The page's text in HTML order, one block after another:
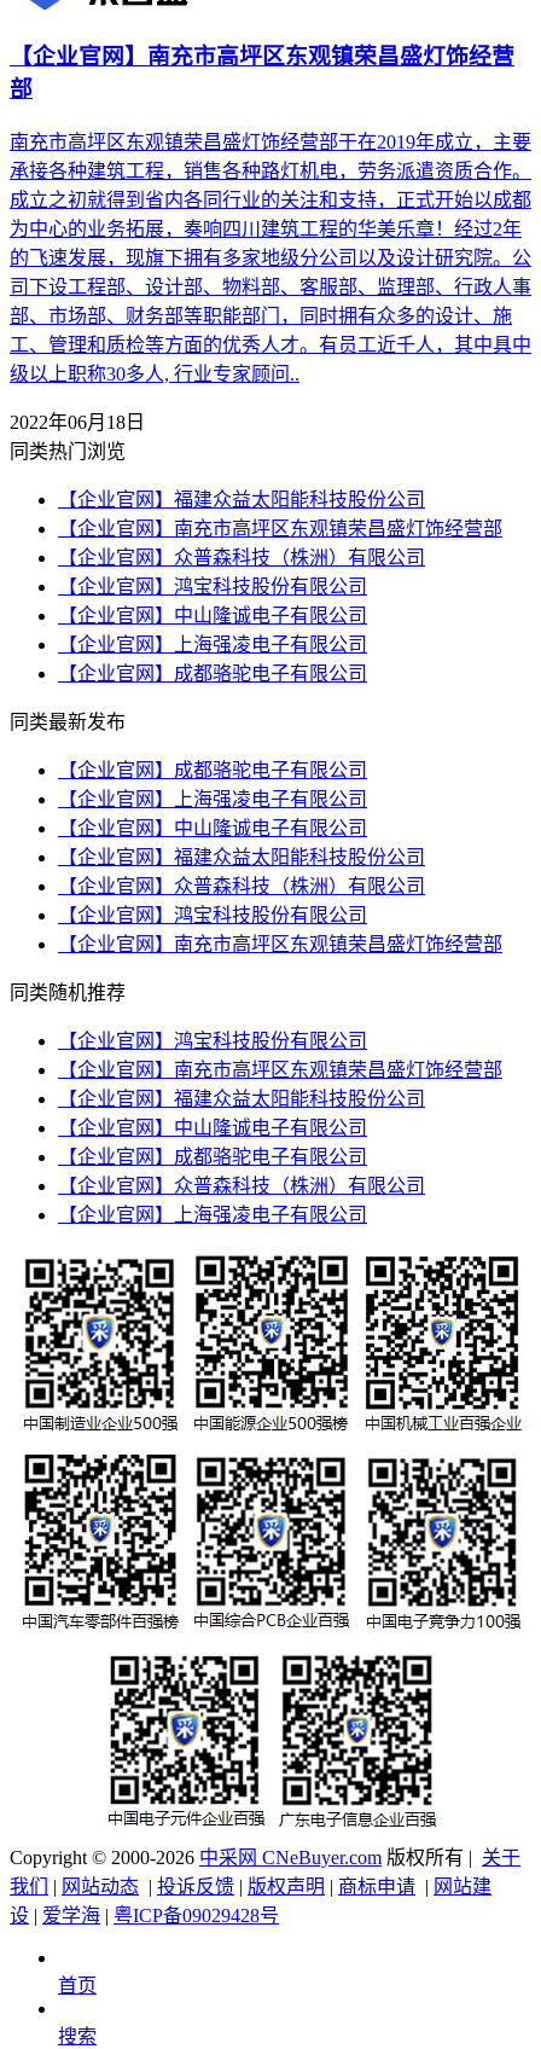
【企业官网】南充市高坪区东观镇荣昌盛灯饰经营
部
南充市高坪区东观镇荣昌盛灯饰经营部于在2019年成立，主要
承接各种建筑工程，销售各种路灯机电，劳务派遣资质合作。
成立之初就得到省内各同行业的关注和支持，正式开始以成都
为中心的业务拓展，奏响四川建筑工程的华美乐章！经过2年
的飞速发展，现旗下拥有多家地级分公司以及设计研究院。公
司下设工程部、设计部、物料部、客服部、监理部、行政人事
部、市场部、财务部等职能部门，同时拥有众多的设计、施
工、管理和质检等方面的优秀人才。有员工近千人，其中具中
级以上职称30多人, 行业专家顾问..
2022年06月18日
同类热门浏览
【企业官网】福建众益太阳能科技股份公司
【企业官网】南充市高坪区东观镇荣昌盛灯饰经营部
【企业官网】众普森科技（株洲）有限公司
【企业官网】鸿宝科技股份有限公司
【企业官网】中山隆诚电子有限公司
【企业官网】上海强凌电子有限公司
【企业官网】成都骆驼电子有限公司
同类最新发布
【企业官网】成都骆驼电子有限公司
【企业官网】上海强凌电子有限公司
【企业官网】中山隆诚电子有限公司
【企业官网】福建众益太阳能科技股份公司
【企业官网】众普森科技（株洲）有限公司
【企业官网】鸿宝科技股份有限公司
【企业官网】南充市高坪区东观镇荣昌盛灯饰经营部
同类随机推荐
【企业官网】鸿宝科技股份有限公司
【企业官网】南充市高坪区东观镇荣昌盛灯饰经营部
【企业官网】福建众益太阳能科技股份公司
【企业官网】中山隆诚电子有限公司
【企业官网】成都骆驼电子有限公司
【企业官网】众普森科技（株洲）有限公司
【企业官网】上海强凌电子有限公司
Copyright © 2000-2026 中采网 CNeBuyer.com 版权所有 | 关于
我们
| 网站动态 | 投诉反馈 | 版权声明 | 商标申请 | 网站建
设 | 爱学海 | 粤ICP备09029428号
首页
搜索